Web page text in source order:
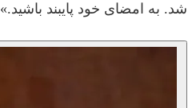
شد. به امضای خود پایبند باشید.»